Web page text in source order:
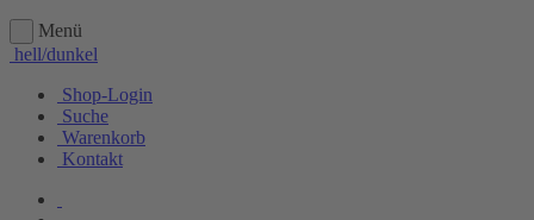
Menü
hell/dunkel
Shop-Login
Suche
Warenkorb
Kontakt